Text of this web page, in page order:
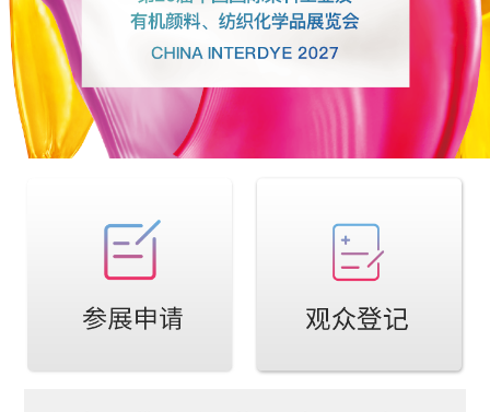
第26届中国国际染料展【主办方声明】
“第26届中国国际染料工业及有机颜料、纺织化学品展览
会”主办方在中国大陆从未以任何形式授权任何代理机构
代为进行任何商业行为。请各参展企业及观众仔细甄别展
会名称、时间、地点、联系人以及汇款账号，提高警惕，
一年一度全球染化行业盛会——由中国染料工业协会、中
办，上海市国际展览（集团）有限公司、上海国际展览管
料、纺织化学品展览会”于4月17日圆满闭幕！